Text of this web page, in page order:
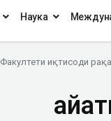
Наука
Факултети иқтисоди